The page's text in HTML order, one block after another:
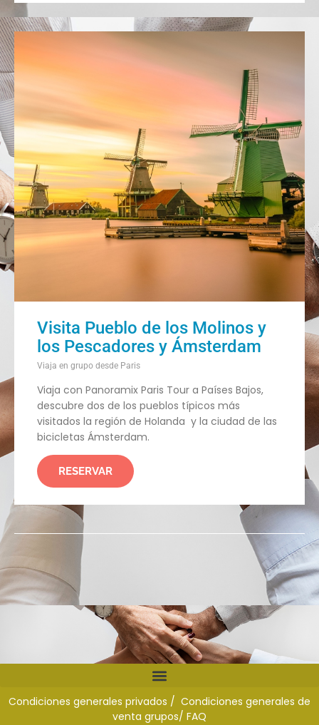
Visita Pueblo de los Molinos y
los Pescadores y Ámsterdam
Viaja en grupo desde Paris
Viaja con Panoramix Paris Tour a Países Bajos,
descubre dos de los pueblos típicos más
visitados la región de Holanda y la ciudad de las
bicicletas Ámsterdam.
RESERVAR
Condiciones generales privados / Condiciones generales de
venta grupos/ FAQ